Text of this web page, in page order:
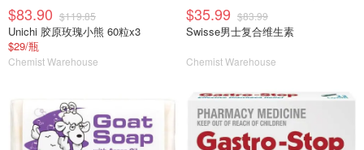
$83.90 $119.85
Unichi 胶原玫瑰小熊 60粒x3
$29/瓶
Chemist Warehouse
$35.99 $83.99
Swisse男士复合维生素
Chemist Warehouse